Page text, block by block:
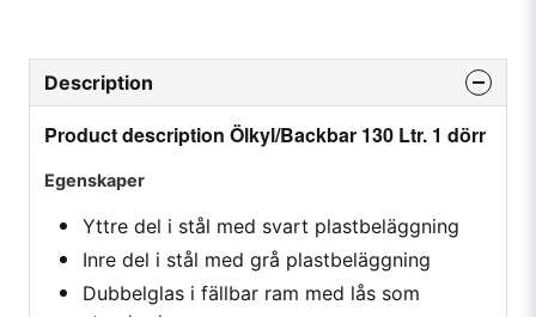
Description
Product description Ölkyl/Backbar 130 Ltr. 1 dörr
Egenskaper
Yttre del i stål med svart plastbeläggning
Inre del i stål med grå plastbeläggning
Dubbelglas i fällbar ram med lås som